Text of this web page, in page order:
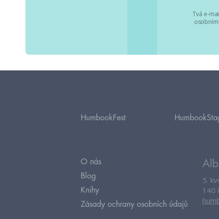
Tvá e-
HumbookFest
O nás
Blog
Knihy
Zásady ochrany osobních údajů
5.
140